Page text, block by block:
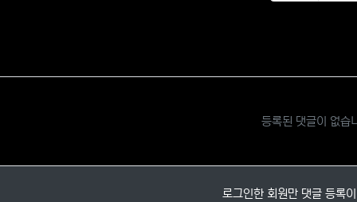
추천
비
등록된 댓글이 없습
로그인한 회원만 댓글 등록